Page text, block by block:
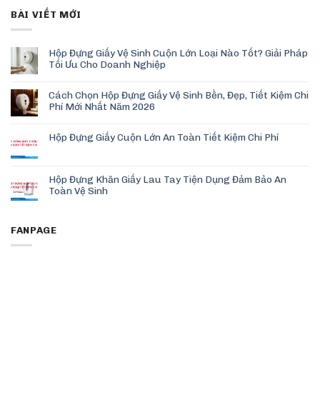
BÀI VIẾT MỚI
Hộp Đựng Giấy Vệ Sinh Cuộn Lớn Loại Nào Tốt? Giải Pháp
Tối Ưu Cho Doanh Nghiệp
Cách Chọn Hộp Đựng Giấy Vệ Sinh Bền, Đẹp, Tiết Kiệm Chi
Phí Mới Nhất Năm 2026
Hộp Đựng Giấy Cuộn Lớn An Toàn Tiết Kiệm Chi Phí
Hộp Đựng Khăn Giấy Lau Tay Tiện Dụng Đảm Bảo An
Toàn Vệ Sinh
FANPAGE